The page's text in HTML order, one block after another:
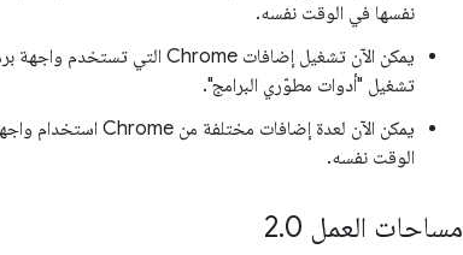
نفسها في الوقت نفسه.
يمكن الآن تشغيل إضافات Chrome التي تستخدم واجهة برمجة التطبيقات
تشغيل "أدوات مطوّري البرامج".
يمكن الآن لعدة إضافات مختلفة من Chrome استخدام واجهة برمجة التطبيقات
الوقت نفسه.
مساحات العمل 2 .0